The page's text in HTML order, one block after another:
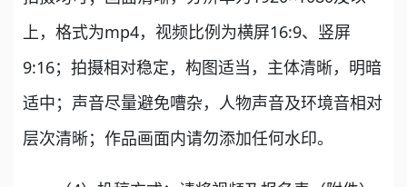
上，格式为mp4，视频比例为横屏16:9、竖屏
9:16；拍摄相对稳定，构图适当，主体清晰，明暗
适中；声音尽量避免嘈杂，人物声音及环境音相对
层次清晰；作品画面内请勿添加任何水印。